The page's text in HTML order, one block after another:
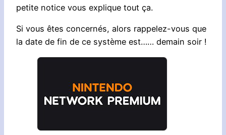
petite notice vous explique tout ça.
Si vous êtes concernés, alors rappelez-vous que
la date de fin de ce système est…… demain soir !